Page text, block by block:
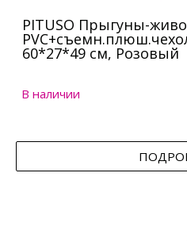
PITUSO Прыгуны-
60*27*49 см, Розовый
В наличии